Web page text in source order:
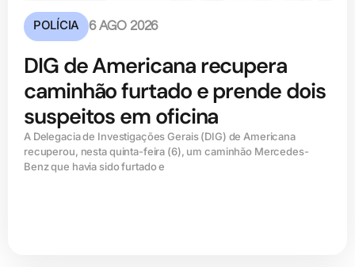
POLÍCIA 6 AGO 2026
DIG de Americana recupera
caminhão furtado e prende dois
suspeitos em oficina
A Delegacia de Investigações Gerais (DIG) de Americana
recuperou, nesta quinta-feira (6), um caminhão Mercedes-
Benz que havia sido furtado e